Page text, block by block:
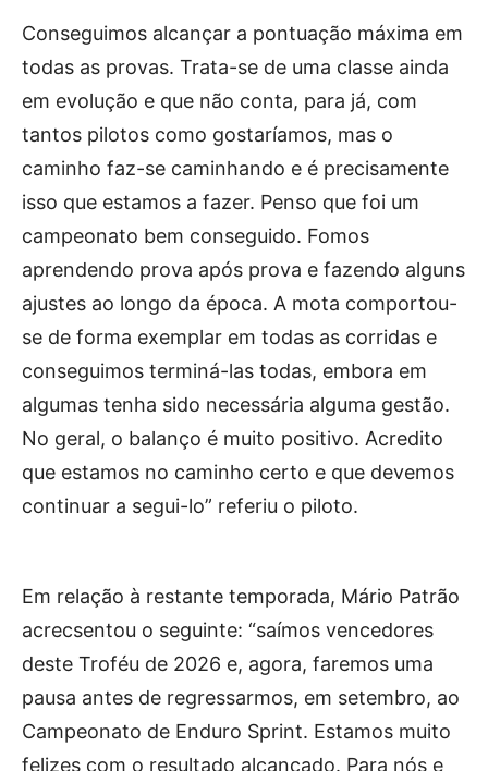
Conseguimos alcançar a pontuação máxima em
todas as provas. Trata-se de uma classe ainda
em evolução e que não conta, para já, com
tantos pilotos como gostaríamos, mas o
caminho faz-se caminhando e é precisamente
isso que estamos a fazer. Penso que foi um
campeonato bem conseguido. Fomos
aprendendo prova após prova e fazendo alguns
ajustes ao longo da época. A mota comportou-
se de forma exemplar em todas as corridas e
conseguimos terminá-las todas, embora em
algumas tenha sido necessária alguma gestão.
No geral, o balanço é muito positivo. Acredito
que estamos no caminho certo e que devemos
continuar a segui-lo” referiu o piloto.
Em relação à restante temporada, Mário Patrão
acrecsentou o seguinte: “saímos vencedores
deste Troféu de 2026 e, agora, faremos uma
pausa antes de regressarmos, em setembro, ao
Campeonato de Enduro Sprint. Estamos muito
felizes com o resultado alcançado. Para nós e